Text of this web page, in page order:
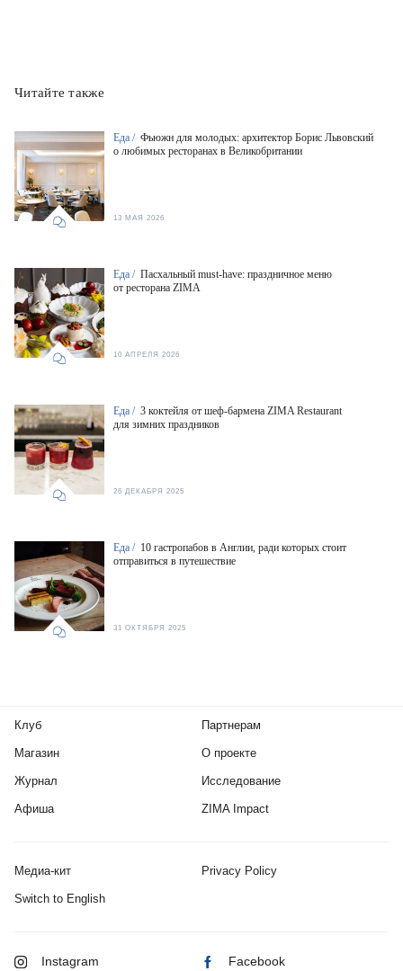
Читайте также
Еда / Фьюжн для молодых: архитектор Борис Львовский
о любимых ресторанах в Великобритании
13 МАЯ 2026
Еда / Пасхальный must-have: праздничное меню
от ресторана ZIMA
10 АПРЕЛЯ 2026
Еда / 3 коктейля от шеф-бармена ZIMA Restaurant
для зимних праздников
26 ДЕКАБРЯ 2025
Еда / 10 гастропабов в Англии, ради которых стоит
отправиться в путешествие
31 ОКТЯБРЯ 2025
Клуб
Магазин
Журнал
Афиша
Партнерам
О проекте
Исследование
ZIMA Impact
Медиа-кит Privacy Policy
Switch to English
Instagram Facebook